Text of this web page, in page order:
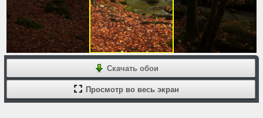
Скачать обои
Просмотр во весь экран